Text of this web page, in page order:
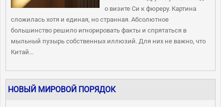
о визите Си к фюреру. Картина
сложилась хотя и единая, но странная. Абсолютное
большинство решило игнорировать факты и спрятаться в
мыльный пузырь собственных иллюзий. Для них не важно, что
Китай...
НОВЫЙ МИРОВОЙ ПОРЯДОК